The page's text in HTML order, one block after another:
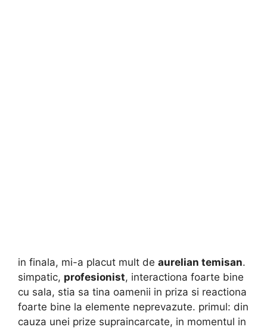
in finala, mi-a placut mult de aurelian temisan.
simpatic, profesionist, interactiona foarte bine
cu sala, stia sa tina oamenii in priza si reactiona
foarte bine la elemente neprevazute. primul: din
cauza unei prize supraincarcate, in momentul in